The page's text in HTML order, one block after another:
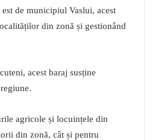
de municipiul Vaslui, acest
din zonă și gestionând
acest baraj susține
agricole și locuințele din
din zonă, cât și pentru